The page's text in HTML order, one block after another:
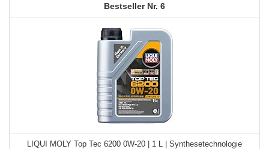
6
LIQUI MOLY Top Tec 6200 0W-20 | 1 L | Synthesetechnologie